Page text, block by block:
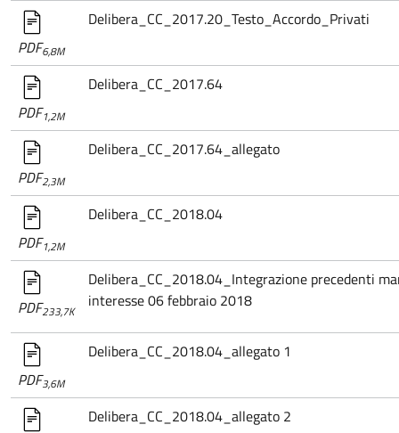
PDF6,8M
Delibera_CC_2017.20_Testo_Accordo_Privati
PDF1,2M
Delibera_CC_2017.64
PDF2,3M
Delibera_CC_2017.64_allegato
PDF1,2M
Delibera_CC_2018.04
PDF233,7K
Delibera_CC_2018.04_Integrazione precedenti
interesse 06 febbraio 2018
PDF3,6M
Delibera_CC_2018.04_allegato 1
Delibera_CC_2018.04_allegato 2